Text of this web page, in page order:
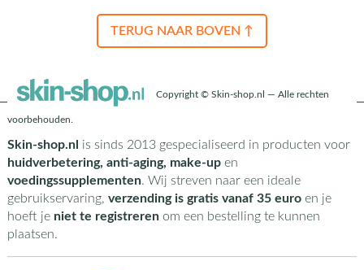
TERUG NAAR BOVEN ↑
Copyright © Skin-shop.nl — Alle rechten
voorbehouden.
Skin-shop.nl is sinds 2013 gespecialiseerd in producten voor
huidverbetering, anti-aging, make-upen
voedingssupplementen. Wij streven naar een ideale
gebruikservaring, verzending is gratis vanaf 35 euroen je
hoeft je niet te registrerenom een bestelling te kunnen
plaatsen.